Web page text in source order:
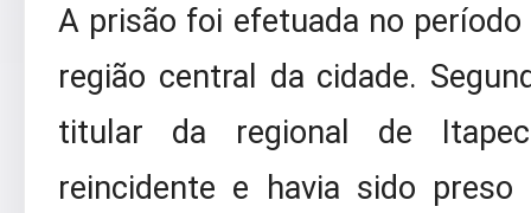
A prisão foi efetuada no
região central da cidade.
titular da regional de
reincidente e havia sido